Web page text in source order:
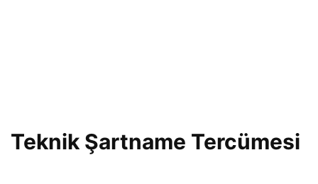
Teknik Şartname Tercümesi